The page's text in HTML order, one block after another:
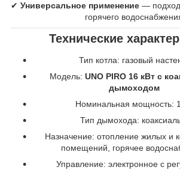
✔ Универсальное применение —
горячего
Технические
Тип котла: газовый
Модель: UNO PIRO 16 кВт с
дымоходом
Номинальная мощность:
Тип дымохода:
Назначение: отопление жилых и
помещений, горячее
Управление: электронное с